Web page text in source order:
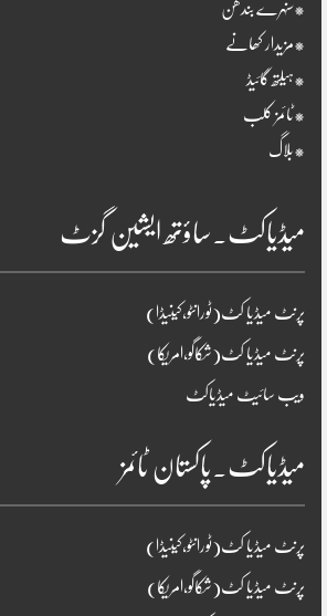
*سنہرے بندھن
*مزیدار کھانے
*ہیلتھ گائیڈ
*ٹائمز کلب
*بلاگ
میڈیاکٹ۔ساؤتھ ایشین گزٹ
پرنٹ میڈیا کٹ(ٹورانٹو،کینیڈا)
پرنٹ میڈیا کٹ(شکاگو،امریکا)
ویب سائیٹ میڈیاکٹ
میڈیاکٹ۔پاکستان ٹائمز
پرنٹ میڈیا کٹ(ٹورانٹو،کینیڈا)
پرنٹ میڈیا کٹ(شکاگو،امریکا)